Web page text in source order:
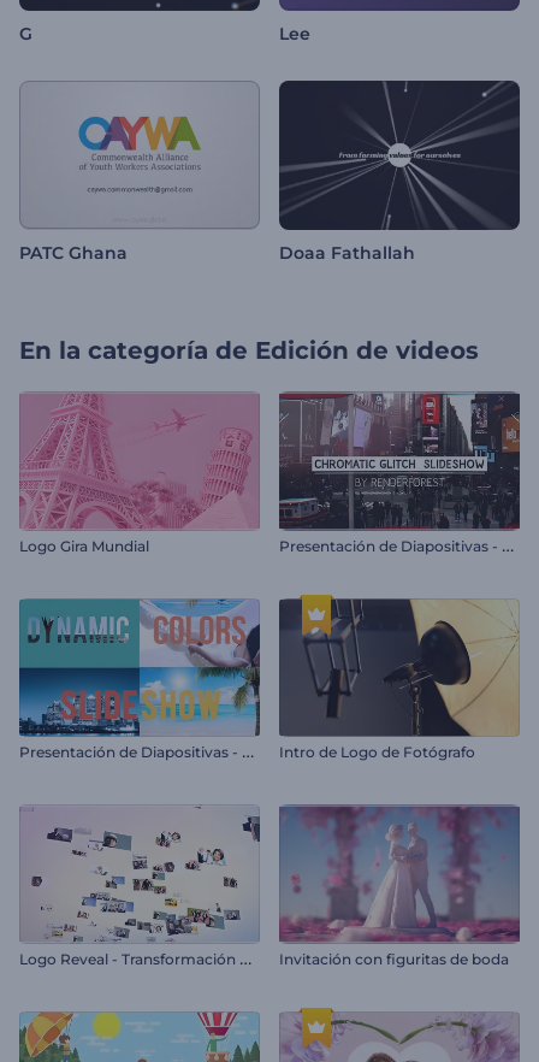
G Lee
PATC Ghana Doaa Fathallah
En la categoría de Edición de videos
Logo Gira Mundial P
resentación de Diapositivas - Glitch Cromático
P
resentación de Diapositivas - Colores Dinámicos Intro de Logo de Fotógrafo
L
ogo Reveal - Transformación de Imagen Invitación con figuritas de boda